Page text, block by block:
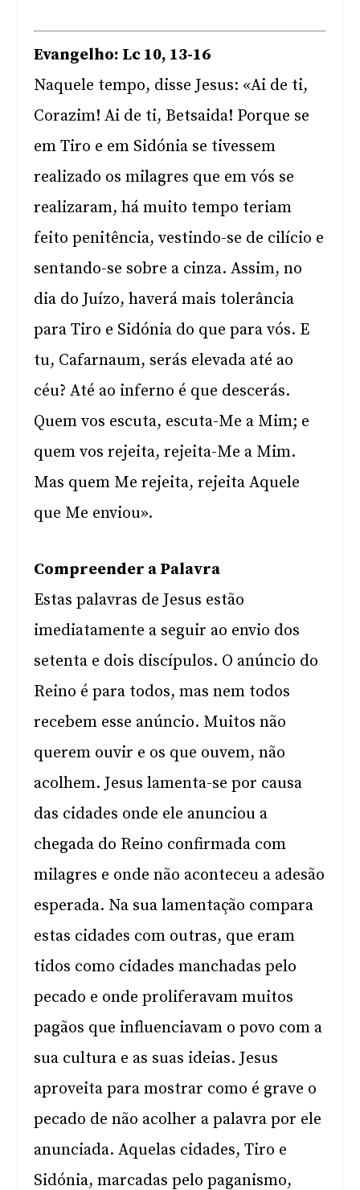
Evangelho: Lc 10, 13-16
Naquele tempo, disse Jesus: «Ai de ti,
Corazim! Ai de ti, Betsaida! Porque se
em Tiro e em Sidónia se tivessem
realizado os milagres que em vós se
realizaram, há muito tempo teriam
feito penitência, vestindo-se de cilício e
sentando-se sobre a cinza. Assim, no
dia do Juízo, haverá mais tolerância
para Tiro e Sidónia do que para vós. E
tu, Cafarnaum, serás elevada até ao
céu? Até ao inferno é que descerás.
Quem vos escuta, escuta-Me a Mim; e
quem vos rejeita, rejeita-Me a Mim.
Mas quem Me rejeita, rejeita Aquele
que Me enviou».
Compreender a Palavra
Estas palavras de Jesus estão
imediatamente a seguir ao envio dos
setenta e dois discípulos. O anúncio do
Reino é para todos, mas nem todos
recebem esse anúncio. Muitos não
querem ouvir e os que ouvem, não
acolhem. Jesus lamenta-se por causa
das cidades onde ele anunciou a
chegada do Reino confirmada com
milagres e onde não aconteceu a adesão
esperada. Na sua lamentação compara
estas cidades com outras, que eram
tidos como cidades manchadas pelo
pecado e onde proliferavam muitos
pagãos que influenciavam o povo com a
sua cultura e as suas ideias. Jesus
aproveita para mostrar como é grave o
pecado de não acolher a palavra por ele
anunciada. Aquelas cidades, Tiro e
Sidónia, marcadas pelo paganismo,